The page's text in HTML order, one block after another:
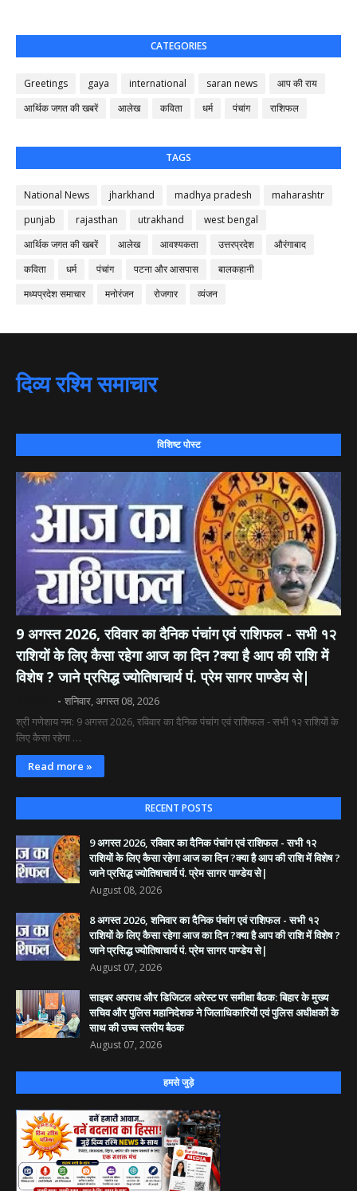
CATEGORIES
Greetings gaya international saran news
आप की राय
आर्थिक जगत की खबरें
आलेख कविता धर्म पंचांग राशिफल
TAGS
National News jharkhand madhya pradesh
maharashtr
punjab
rajasthan utrakhand
west bengal
आर्थिक जगत की खबरें
आलेख आवश्यकता उत्तरप्रदेश
औरंगाबाद
कविता
धर्म पंचांग पटना और आसपास
बालकहानी
मध्यप्रदेश समाचार
मनोरंजन रोजगार व्यंजन
दिव्य रश्मि समाचार
विशिष्ट पोस्ट
9 अगस्त 2026, रविवार का दैनिक पंचांग एवं राशिफल - सभी १२
राशियों के लिए कैसा रहेगा आज का दिन ?क्या है आप की राशि में
विशेष ? जाने प्रसिद्ध ज्योतिषाचार्य पं. प्रेम सागर पाण्डेय से|
शनिवार, अगस्त 08, 2026
श्री गणेशाय नम: 9 अगस्त 2026, रविवार का दैनिक पंचांग एवं राशिफल - सभी १२ राशियों के
लिए कैसा रहेगा …
Read more »
RECENT POSTS
9 अगस्त 2026, रविवार का दैनिक पंचांग एवं राशिफल - सभी १२
राशियों के लिए कैसा रहेगा आज का दिन ?क्या है आप की राशि में विशेष ?
जाने प्रसिद्ध ज्योतिषाचार्य पं. प्रेम सागर पाण्डेय से|
August 08, 2026
8 अगस्त 2026, शनिवार का दैनिक पंचांग एवं राशिफल - सभी १२
राशियों के लिए कैसा रहेगा आज का दिन ?क्या है आप की राशि में विशेष ?
जाने प्रसिद्ध ज्योतिषाचार्य पं. प्रेम सागर पाण्डेय से|
August 07, 2026
साइबर अपराध और डिजिटल अरेस्ट पर समीक्षा बैठक: बिहार के मुख्य
सचिव और पुलिस महानिदेशक ने जिलाधिकारियों एवं पुलिस अधीक्षकों के
साथ की उच्च स्तरीय बैठक
August 07, 2026
हमसे जुड़े